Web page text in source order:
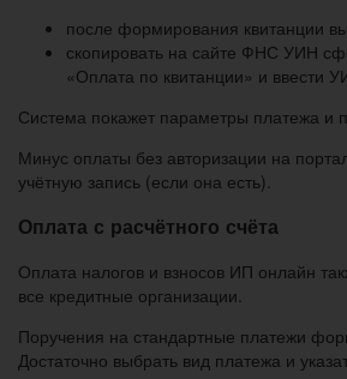
после формирования квитанции
скопировать на сайте ФНС УИН
«Оплата по квитанции» и ввести
Система покажет параметры платежа и
Минус оплаты без авторизации на
учётную запись (если она есть).
Оплата с расчётного счёта
Оплата налогов и взносов ИП онлайн
все кредитные организации.
Поручения на стандартные платежи
Достаточно выбрать вид платежа и